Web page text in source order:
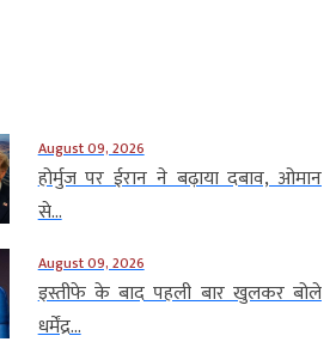
August 09, 2026
होर्मुज पर ईरान ने बढ़ाया दबाव, ओमान
से...
August 09, 2026
इस्तीफे के बाद पहली बार खुलकर बोले
धर्मेंद्र...